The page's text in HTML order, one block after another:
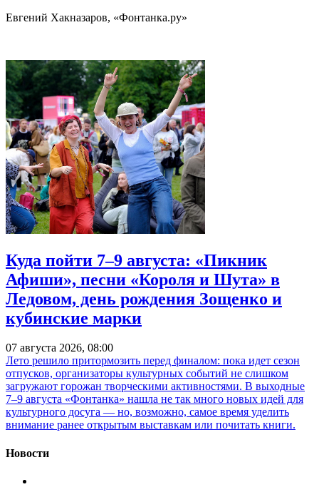
Евгений Хакназаров, «Фонтанка.ру»
Куда пойти 7–9 августа: «Пикник
Афиши», песни «Короля и Шута» в
Ледовом, день рождения Зощенко и
кубинские марки
07 августа 2026, 08:00
Лето решило притормозить перед финалом: пока идет сезон
отпусков, организаторы культурных событий не слишком
загружают горожан творческими активностями. В выходные
7–9 августа «Фонтанка» нашла не так много новых идей для
культурного досуга — но, возможно, самое время уделить
внимание ранее открытым выставкам или почитать книги.
Новости